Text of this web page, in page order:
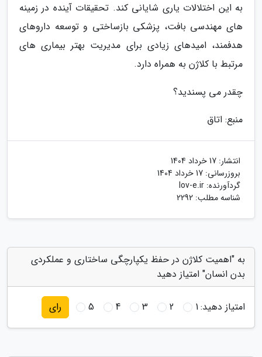
به این اختلالات یاری شایانی کند. تحقیقات آینده در زمینه
های مهندسی بافت، پزشکی بازساختی و توسعه داروهای
هدفمند، امیدهای زیادی برای مدیریت بهتر بیماری های
مرتبط با کلاژن به همراه دارد.
چقدر می پسندید؟
منبع: اتاق
انتشار: 17 خرداد 1404
بروزرسانی: 17 خرداد 1404
گردآورنده: lov-e.ir
شناسه مطلب: 2292
به "اهمیت کلاژن در حفظ یکپارچگی ساختاری و عملکردی
بدن انسان" امتیاز دهید
امتیاز دهید:1
2
3
4
5 رای